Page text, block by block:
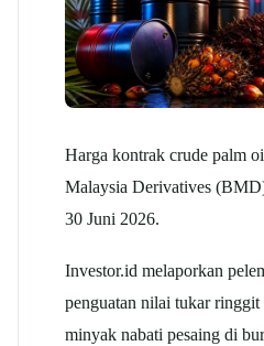
Harga kontrak crude palm
Malaysia Derivatives
30 Juni 2026.
Investor.id melaporkan
penguatan nilai tukar ringgit
minyak nabati pesaing di